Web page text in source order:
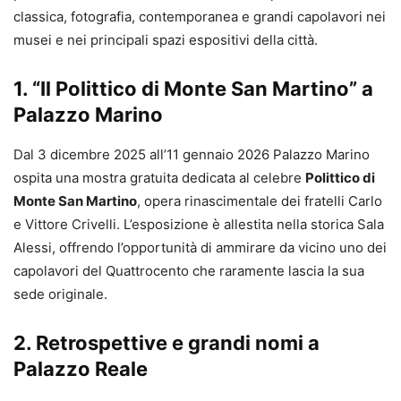
classica, fotografia, contemporanea e grandi capolavori nei
musei e nei principali spazi espositivi della città.
1. “Il Polittico di Monte San Martino” a
Palazzo Marino
Dal 3 dicembre 2025 all’11 gennaio 2026 Palazzo Marino
ospita una mostra gratuita dedicata al celebre Polittico di
Monte San Martino, opera rinascimentale dei fratelli Carlo
e Vittore Crivelli. L’esposizione è allestita nella storica Sala
Alessi, offrendo l’opportunità di ammirare da vicino uno dei
capolavori del Quattrocento che raramente lascia la sua
sede originale.
2. Retrospettive e grandi nomi a
Palazzo Reale